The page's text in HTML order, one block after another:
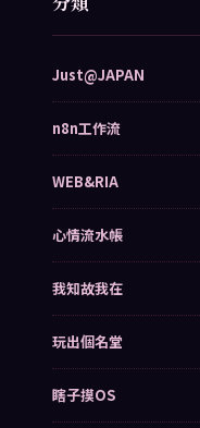
Just@JAPAN
n8n工作流
WEB&RIA
心情流水帳
我知故我在
玩出個名堂
瞎子摸OS